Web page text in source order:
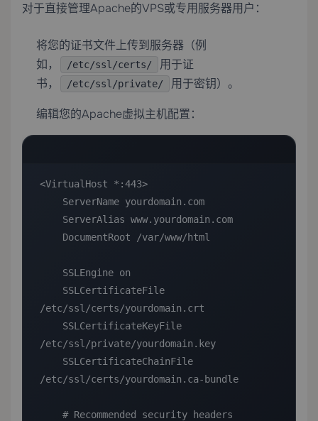
对于直接管理Apache的VPS或专用服务器用户：
将您的证书文件上传到服务器（例
如，
/etc/ssl/certs/
用于证
书，
/etc/ssl/private/ 用于密钥）。
编辑您的Apache虚拟主机配置：
<VirtualHost *:443>
/etc/ssl/certs/yourdomain.crt
/etc/ssl/private/yourdomain.key
/etc/ssl/certs/yourdomain.ca-bundle